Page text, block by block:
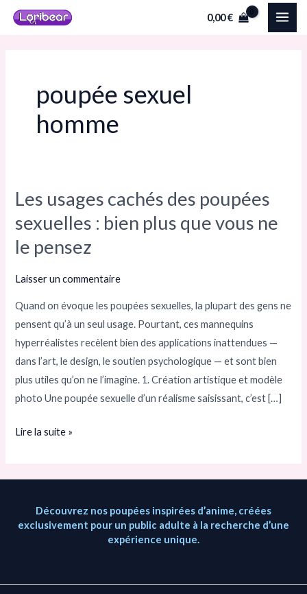
Aller
0,00€
poupée sexuel
homme
Les usages cachés des poupées
sexuelles : bien plus que vous ne
le pensez
Laisser un commentaire
Quand on évoque les poupées sexuelles, la plupart des gens ne
pensent qu’à un seul usage. Pourtant, ces mannequins
hyperréalistes recèlent bien des applications inattendues —
dans l’art, le design, le soutien psychologique — et sont bien
plus utiles qu’on ne l’imagine. 1. Création artistique et modèle
photo Une poupée sexuelle d’un réalisme saisissant, c’est […]
Les
cachés
des
:
bien
plus
que
vous
ne
pensez
Lire la suite »
Découvrez nos poupées inspirées d’anime, créées
exclusivement pour un public adulte à la recherche d’une
expérience unique.